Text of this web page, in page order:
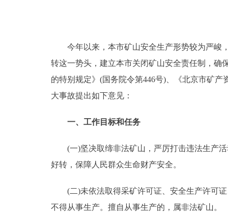
12345网上接诉即办
参与调查
走进北京
北京概况
今年以来，本市矿山安全生产形势较为严峻，
转这一势头，建立本市关闭矿山安全责任制，确
的特别规定》(国务院令第446号)、《北京市矿
大事故提出如下意见：
一、工作目标和任务
(一)坚决取缔非法矿山，严厉打击违法生产活
好转，保障人民群众生命财产安全。
(二)未依法取得采矿许可证、安全生产许可证
不得从事生产。擅自从事生产的，属非法矿山